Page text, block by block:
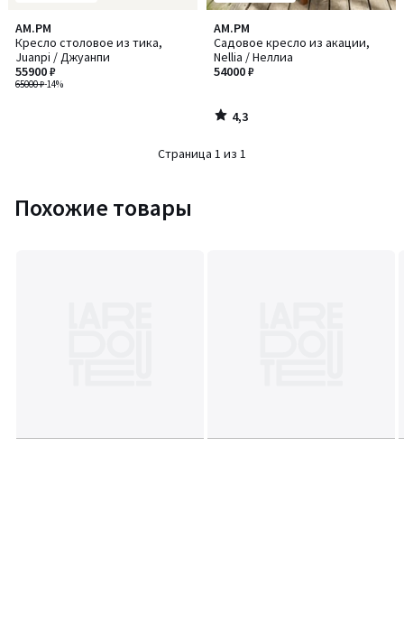
AM.PM
Кресло столовое из тика,
Juanpi / Джуанпи
65000 ₽-14%
55900 ₽
AM.PM
Садовое кресло из акации,
Nellia / Неллиа
54000 ₽
4,3
/ 5
4,3
/
Страница 1 из 1
Похожие товары